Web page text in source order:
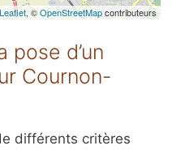
Leaflet, ©OpenStreetMapcontributeurs
pose d’un
Cournon-
différents critères